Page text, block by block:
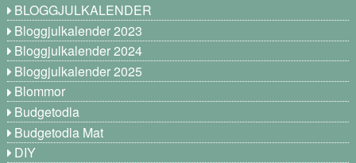
BLOGGJULKALENDER
Bloggjulkalender 2023
Bloggjulkalender 2024
Bloggjulkalender 2025
Blommor
Budgetodla
Budgetodla Mat
DIY